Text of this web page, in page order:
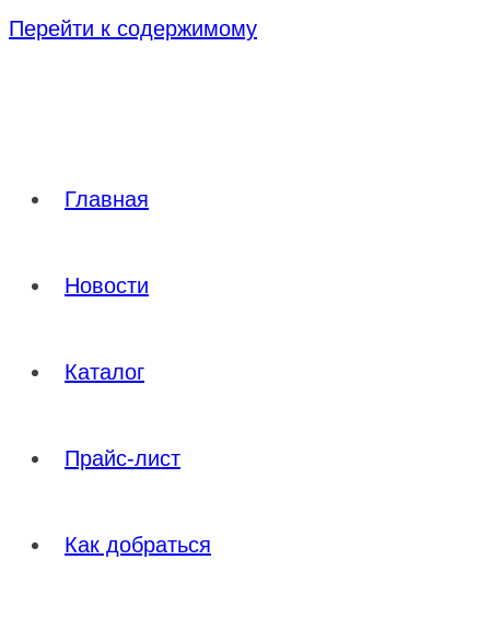
Перейти к содержимому
Главная
Новости
Каталог
Прайс-лист
Как добраться